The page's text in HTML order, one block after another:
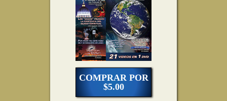
COMPRAR POR
$5.00